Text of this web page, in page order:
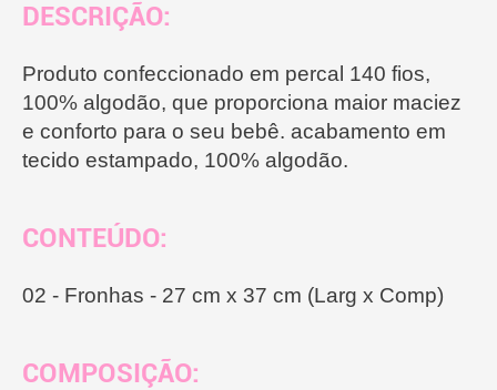
DESCRIÇÃO:
Produto confeccionado em percal 140 fios,
100% algodão, que proporciona maior maciez
e conforto para o seu bebê. acabamento em
tecido estampado, 100% algodão.
CONTEÚDO:
02 - Fronhas - 27 cm x 37 cm (Larg x Comp)
COMPOSIÇÃO: